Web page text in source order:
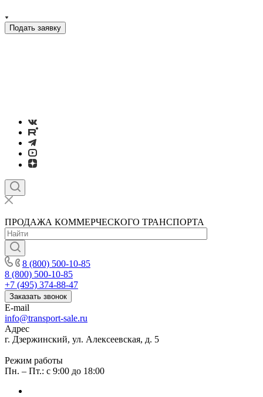
Подать заявку
ПРОДАЖА КОММЕРЧЕСКОГО ТРАНСПОРТА
8 (800) 500-10-85
8 (800) 500-10-85
+7 (495) 374-88-47
Заказать звонок
E-mail
info@transport-sale.ru
Адрес
г. Дзержинский, ул. Алексеевская, д. 5
Режим работы
Пн. – Пт.: с 9:00 до 18:00